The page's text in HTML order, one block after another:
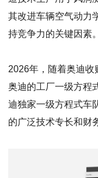
其改进车辆空气动力
持竞争力的关键因素。
2026年，随着奥迪
奥迪的工厂一级方程
迪独家一级方程式车
的广泛技术专长和财